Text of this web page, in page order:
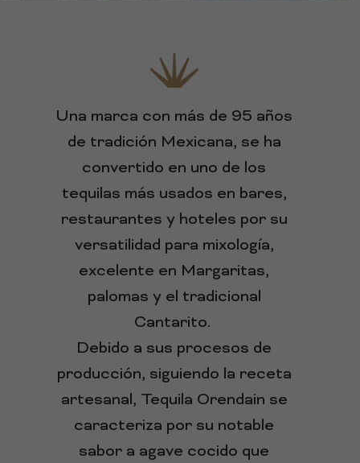
Una marca con más de 95 años
de tradición Mexicana, se ha
convertido en uno de los
tequilas más usados en bares,
restaurantes y hoteles por su
versatilidad para mixología,
excelente en Margaritas,
palomas y el tradicional
Cantarito.
Debido a sus procesos de
producción, siguiendo la receta
artesanal, Tequila Orendain se
caracteriza por su notable
sabor a agave cocido que